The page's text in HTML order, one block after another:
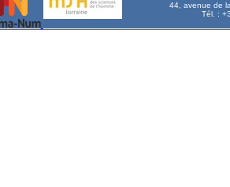
44, avenue de
Tél. :